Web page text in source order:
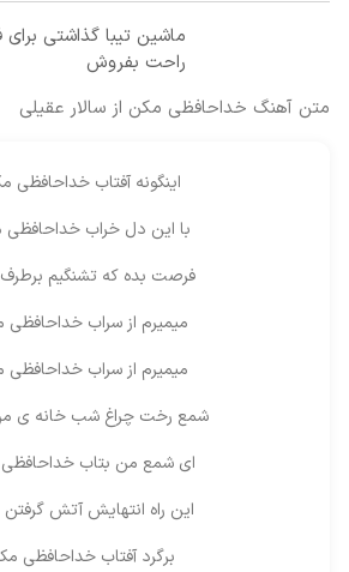
ماشین تیبا گذاشتی
راحت بفروش
متن آهنگ خداحافظی مکن از سالار عقیلی
اینگونه آفتاب خداحافظی
با این دل خراب
فرصت بده که تشنگیم
میمیرم از سراب
میمیرم از سراب
شمع رخت چراغ شب خانه ی
ای شمع من بتاب
این راه انتهایش آتش
برگرد آفتاب خداحافظی